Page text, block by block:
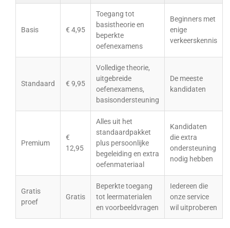
Basis € 4,95
Toegang tot
basistheorie en
beperkte
oefenexamens
Beginners met
enige
verkeerskennis
Standaard € 9,95
Volledige theorie,
uitgebreide
oefenexamens,
basisondersteuning
De meeste
kandidaten
Premium
€
12,95
Alles uit het
standaardpakket
plus persoonlijke
begeleiding en extra
oefenmateriaal
Kandidaten
die extra
ondersteuning
nodig hebben
Gratis
proef
Gratis
Beperkte toegang
tot leermaterialen
en voorbeeldvragen
Iedereen die
onze service
wil uitproberen